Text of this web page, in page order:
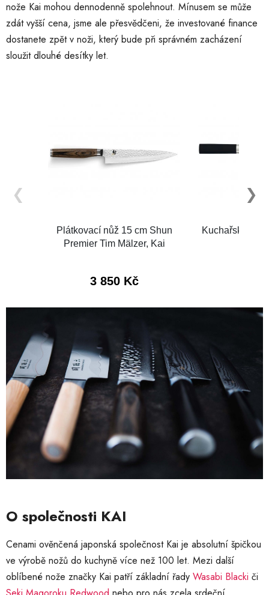
nože Kai mohou dennodenně spolehnout. Mínusem se může
zdát vyšší cena, jsme ale přesvědčeni, že investované finance
dostanete zpět v noži, který bude při správném zacházení
sloužit dlouhé desítky let.
O společnosti KAI
Cenami ověnčená japonská společnost Kai je absolutní špičkou
ve výrobě nožů do kuchyně více než 100 let. Mezi další
oblíbené nože značky Kai patří základní řady Wasabi Blacki či